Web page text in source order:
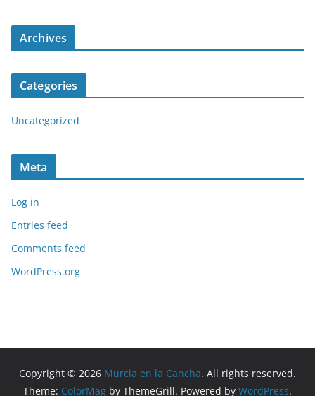
Archives
Categories
Uncategorized
Meta
Log in
Entries feed
Comments feed
WordPress.org
Copyright © 2026 Murcia en la Cancha. All rights reserved.
Theme: ColorMag by ThemeGrill. Powered by WordPress.